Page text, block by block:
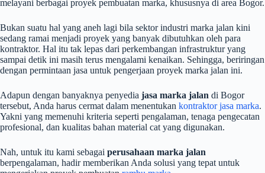
melayani berbagai proyek pembuatan marka, khususnya di area Bogor.
Bukan suatu hal yang aneh lagi bila sektor industri marka jalan kini
sedang ramai menjadi proyek yang banyak dibutuhkan oleh para
kontraktor. Hal itu tak lepas dari perkembangan infrastruktur yang
sampai detik ini masih terus mengalami kenaikan. Sehingga, beriringan
dengan permintaan jasa untuk pengerjaan proyek marka jalan ini.
Adapun dengan banyaknya penyedia jasa marka jalan di Bogor
tersebut, Anda harus cermat dalam menentukan kontraktor jasa marka.
Yakni yang memenuhi kriteria seperti pengalaman, tenaga pengecatan
profesional, dan kualitas bahan material cat yang digunakan.
Nah, untuk itu kami sebagai perusahaan marka jalan
berpengalaman, hadir memberikan Anda solusi yang tepat untuk